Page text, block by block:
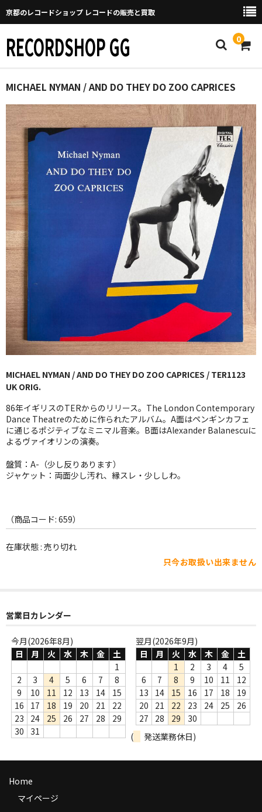
京都のレコードショップ レコードの販売と買取
RECORDSHOP GG 0
Home
マイページ
GGについて
買取について
取り置きなどについて
Categories
New Arrivals
新譜
GG RECORD （当店のレーベル）
全商品
BLUE NOTE
JAZZ-EU
JAZZ-JP
JAZZ-VOCAL
ROCK
WORLD
その他
Webのみ no.2
Webのみ no.3
Webのみ no.4
売り切れ
商品の発送
MICHAEL NYMAN / AND DO THEY DO ZOO CAPRICES
MICHAEL NYMAN / AND DO THEY DO ZOO CAPRICES / TER1123
UK ORIG.
86年イギリスのTERからのリリース。The London Contemporary
Dance Theatreのために作られたアルバム。A面はペンギンカフェ
に通じるポジティブなミニマル音楽。B面はAlexander Balanescuに
よるヴァイオリンの演奏。
盤質：A-（少し反りあります）
ジャケット：両面少し汚れ、縁スレ・少ししわ。
（商品コード: 659）
在庫状態 : 売り切れ
只今お取扱い出来ません
営業日カレンダー
今月(2026年8月)
日
月 火 水 木 金
土
1
2
3 4 5 6 7
8
9
10 11 12 13 14
15
16
17 18 19 20 21
22
23
24 25 26 27 28
29
30
31
翌月(2026年9月)
日
月 火 水 木 金
土
1
2 3 4
5
6
7 8 9 10 11
12
13
14 15 16 17 18
19
20
21 22 23 24 25
26
27
28 29
30
(
発送業務休日)
Home
マイページ